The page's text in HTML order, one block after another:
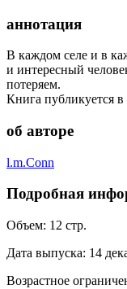
аннотация
В каждом селе и в
и интересный
потеряем.
Книга публикуется
об авторе
l.m.Conn
Подробная
Объем: 12 стр.
Дата выпуска: 14
Возрастное